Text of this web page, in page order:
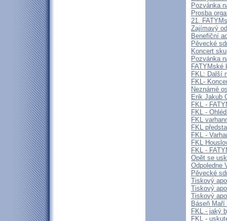
Pozvánka
Prosba
21.
Zajímavý
Benefiční
Pěvecké
Koncert
Pozvánka
FATYMské
FKL: Další
FKL-
Neznámé
Erik Jakub
FKL -
FKL -
FKL
FKL
FKL -
FKL
FKL -
Opět se
Odpoledne
Pěvecké
Tiskový
Tiskový
Tiskový
Báseň Maří
FKL - jaký
FKL -